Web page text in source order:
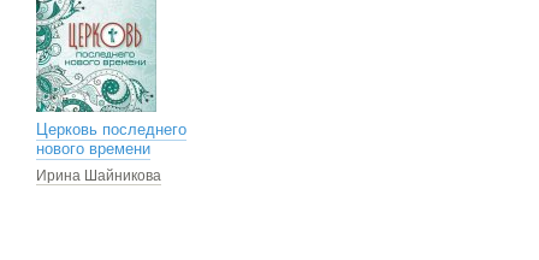
Церковь последнего
нового времени
Ирина Шайникова